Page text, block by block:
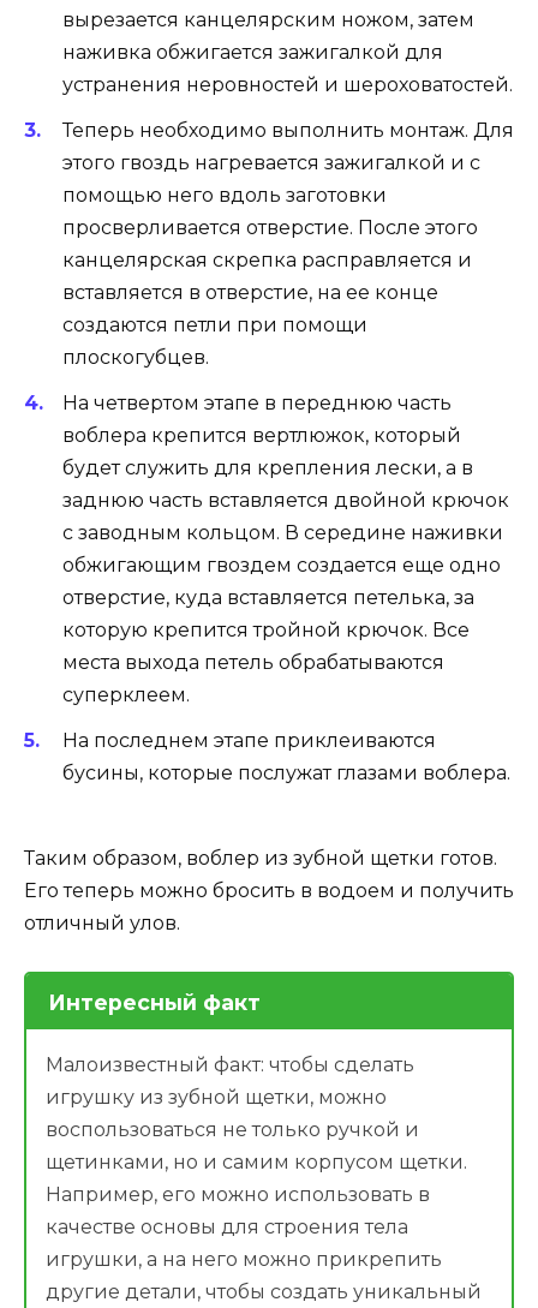
вырезается канцелярским ножом, затем
наживка обжигается зажигалкой для
устранения неровностей и шероховатостей.
Теперь необходимо выполнить монтаж. Для
этого гвоздь нагревается зажигалкой и с
помощью него вдоль заготовки
просверливается отверстие. После этого
канцелярская скрепка расправляется и
вставляется в отверстие, на ее конце
создаются петли при помощи
плоскогубцев.
На четвертом этапе в переднюю часть
воблера крепится вертлюжок, который
будет служить для крепления лески, а в
заднюю часть вставляется двойной крючок
с заводным кольцом. В середине наживки
обжигающим гвоздем создается еще одно
отверстие, куда вставляется петелька, за
которую крепится тройной крючок. Все
места выхода петель обрабатываются
суперклеем.
На последнем этапе приклеиваются
бусины, которые послужат глазами воблера.
Таким образом, воблер из зубной щетки готов.
Его теперь можно бросить в водоем и получить
отличный улов.
Интересный факт
Малоизвестный факт: чтобы сделать
игрушку из зубной щетки, можно
воспользоваться не только ручкой и
щетинками, но и самим корпусом щетки.
Например, его можно использовать в
качестве основы для строения тела
игрушки, а на него можно прикрепить
другие детали, чтобы создать уникальный